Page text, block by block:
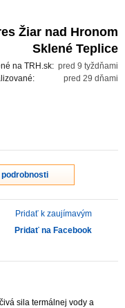
Žiar nad Hronom
Sklené Teplice
pred 9 tyždňami
na TRH.sk:
pred 29 dňami
Pridať k zaujímavým
Pridať na Facebook
sila termálnej vody a